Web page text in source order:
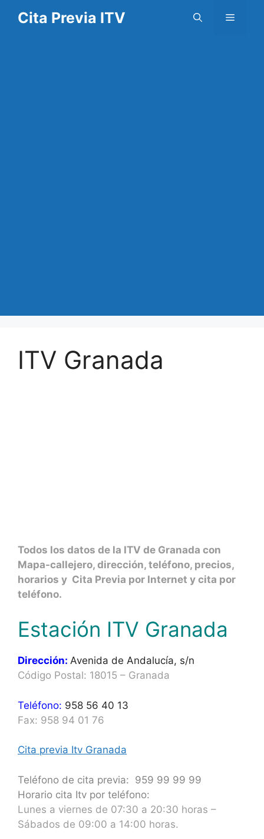
Cita Previa ITV Menú
ITV Granada
Todos los datos de la ITV de Granada con
Mapa-callejero, dirección, teléfono, precios,
horarios y Cita Previa por Internet y cita por
teléfono.
Estación ITV Granada
Dirección: Avenida de Andalucía, s/n
Código Postal: 18015 – Granada
Teléfono: 958 56 40 13
Fax: 958 94 01 76
Cita previa Itv Granada
Teléfono de cita previa: 959 99 99 99
Horario cita Itv por teléfono:
Lunes a viernes de 07:30 a 20:30 horas –
Sábados de 09:00 a 14:00 horas.